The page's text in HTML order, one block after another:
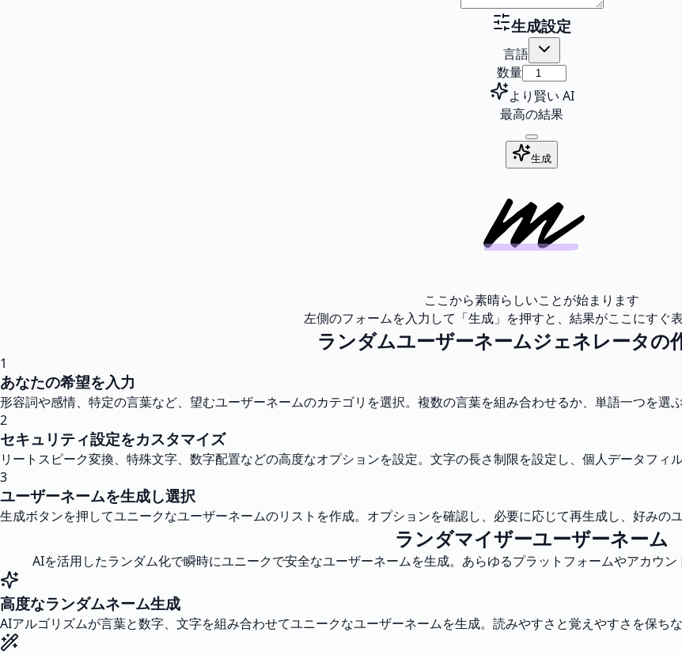
生成設定
言語
数量
より賢い AI
最高の結果
生成
ここから素晴らしいことが始まります
左側のフォームを入力して「生成」を押すと、結果がここにすぐ表
ランダムユーザーネームジェネレータの
1
あなたの希望を入力
形容詞や感情、特定の言葉など、望むユーザーネームのカテゴリを選択。複数の言葉を組み合わせるか、単語一つを選
2
セキュリティ設定をカスタマイズ
リートスピーク変換、特殊文字、数字配置などの高度なオプションを設定。文字の長さ制限を設定し、個人データフィ
3
ユーザーネームを生成し選択
生成ボタンを押してユニークなユーザーネームのリストを作成。オプションを確認し、必要に応じて再生成し、好みの
ランダマイザーユーザーネーム
AIを活用したランダム化で瞬時にユニークで安全なユーザーネームを生成。あらゆるプラットフォームやアカウ
高度なランダムネーム生成
AIアルゴリズムが言葉と数字、文字を組み合わせてユニークなユーザーネームを生成。読みやすさと覚えやすさを保ちな